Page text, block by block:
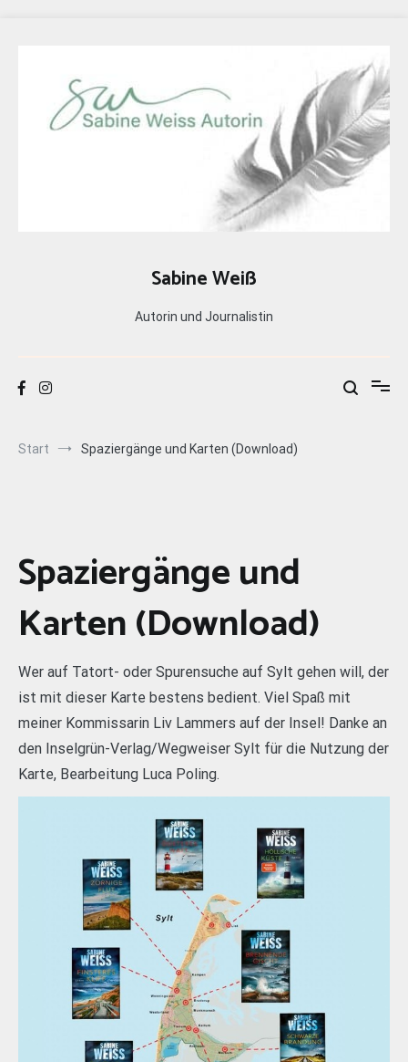
Sabine Weiß
Autorin und Journalistin
Start Spaziergänge und Karten (Download)
Spaziergänge und
Karten (Download)
Wer auf Tatort- oder Spurensuche auf Sylt gehen will, der
ist mit dieser Karte bestens bedient. Viel Spaß mit
meiner Kommissarin Liv Lammers auf der Insel! Danke an
den Inselgrün-Verlag/Wegweiser Sylt für die Nutzung der
Karte, Bearbeitung Luca Poling.